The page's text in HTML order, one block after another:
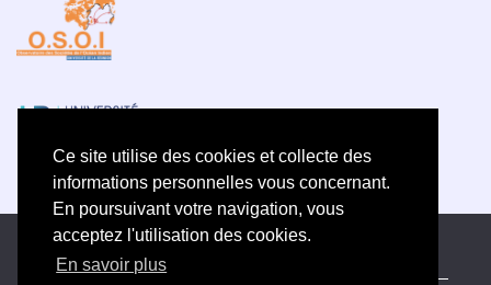
Ce site utilise des cookies et collecte des
informations personnelles vous concernant.
En poursuivant votre navigation, vous
acceptez l'utilisation des cookies.
En savoir plus
ISSN électronique 2609-5742
Plan du site—Politique de confidentialité —